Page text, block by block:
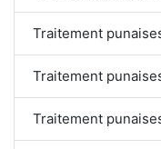
Traitement
Traitement
Traitement